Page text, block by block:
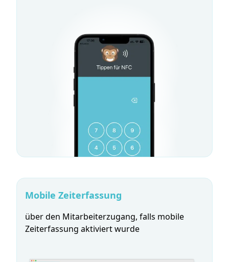
Mobile Zeiterfassung
über den Mitarbeiterzugang, falls mobile
Zeiterfassung aktiviert wurde